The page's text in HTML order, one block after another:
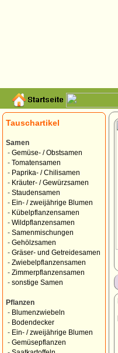
Tauschartikel
Samen
- Gemüse- / Obstsamen
- Tomatensamen
- Paprika- / Chilisamen
- Kräuter- / Gewürzsamen
- Staudensamen
- Ein- / zweijährige Blumen
- Kübelpflanzensamen
- Wildpflanzensamen
- Samenmischungen
- Gehölzsamen
- Gräser- und Getreidesamen
- Zwiebelpflanzensamen
- Zimmerpflanzensamen
- sonstige Samen
Pflanzen
- Blumenzwiebeln
- Bodendecker
- Ein- / zweijährige Blumen
- Gemüsepflanzen